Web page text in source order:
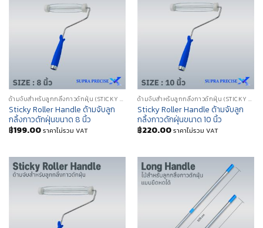
ด้ามจับสำหรับลูกกลิ้งกาวดักฝุ่น (STICKY ROLLER HANDLE)
Sticky Roller Handle ด้ามจับลูก
กลิ้งกาวดักฝุ่นขนาด 8 นิ้ว
฿199.00 ราคาไม่รวม VAT
ด้ามจับสำหรับลูกกลิ้งกาวดักฝุ่น (STICKY ROLLER HANDLE)
Sticky Roller Handle ด้ามจับลูก
กลิ้งกาวดักฝุ่นขนาด 10 นิ้ว
฿220.00 ราคาไม่รวม VAT